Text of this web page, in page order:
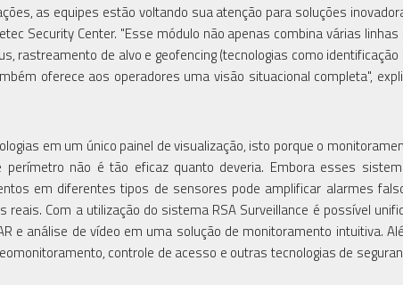
as equipes estão voltando sua atenção para soluções
Security Center. "Esse módulo não apenas combina várias linhas
rastreamento de alvo e geofencing (tecnologias como identificação
oferece aos operadores uma visão situacional completa",
em um único painel de visualização, isto porque o
não é tão eficaz quanto deveria. Embora esses
em diferentes tipos de sensores pode amplificar alarmes
Com a utilização do sistema RSA Surveillance é possível
e análise de vídeo em uma solução de monitoramento intuitiva.
controle de acesso e outras tecnologias de